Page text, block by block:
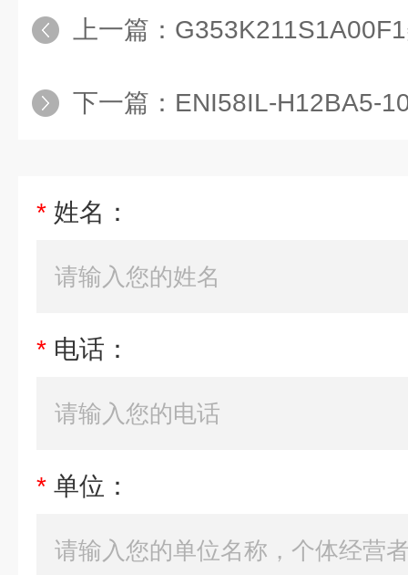
上一篇： G353K211S1A00F1美国
下一篇： ENI58IL-H12BA5-1024德国
* 姓名：
* 电话：
* 单位：